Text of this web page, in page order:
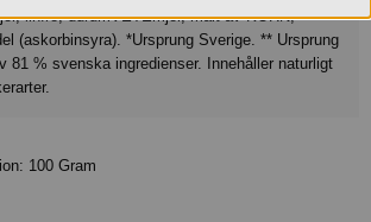
linfrö, durumVETEmjöl, malt av KORN,
(askorbinsyra). *Ursprung Sverige. ** Ursprung
81 % svenska ingredienser. Innehåller naturligt
100 Gram